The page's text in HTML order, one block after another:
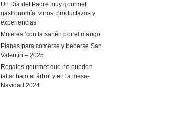
Un Día del Padre muy gourmet:
gastronomía, vinos, productazos y
experiencias
Mujeres ‘con la sartén por el mango’
Planes para comerse y beberse San
Valentín – 2025
Regalos gourmet que no pueden
faltar bajo el árbol y en la mesa-
Navidad 2024